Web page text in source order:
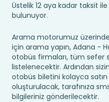
Üstelik 12 aya kadar taksit
bulunuyor.
Arama motorumuz
için arama yapın, Adana -
otobüs firmaları, tüm sefer
listelenecektir. Ardından
otobüs biletini kolayca
oluşturulacak, tarafınıza
bilgileriniz gönderilecektir.